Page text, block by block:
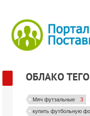
ОБЛАКО
Мяч футзальные
3
купить футбольную